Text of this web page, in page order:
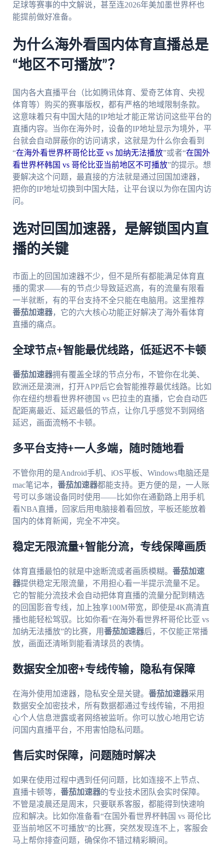
足球等赛事的中文解说，甚至连2026年美加墨世界杯也
能提前做好准备。
为什么海外看国内体育直播总是
“地区不可播放”？
国内各大直播平台（比如腾讯体育、爱奇艺体育、央视
体育等）购买的赛事版权，都有严格的地域限制条款。
这意味着只有中国大陆的IP地址才能正常访问这些平台的
直播内容。当你在海外时，设备的IP地址显示为境外，平
台就会自动屏蔽你的访问请求，这就是为什么你会看到
“在海外看世界杯哥伦比亚 vs 加纳无法播放”或者“在国外
看世界杯韩国 vs 哥伦比亚当前地区不可播放”的提示。想
要解决这个问题，最直接的方法就是通过回国加速器，
把你的IP地址切换到中国大陆，让平台误以为你在国内访
问。
选对回国加速器，是解锁国内直
播的关键
市面上的回国加速器不少，但不是所有都能满足体育直
播的需求——有的节点少导致延迟高，有的流量有限看
一半就断，有的平台支持不全只能在电脑用。这里推荐
番茄加速器，它的六大核心功能正好解决了海外看体育
直播的痛点。
全球节点+智能最优线路，低延迟不卡顿
番茄加速器拥有覆盖全球的节点分布，不管你在北美、
欧洲还是澳洲，打开APP后它会智能推荐最优线路。比如
你在纽约想看世界杯德国 vs 巴拉圭的直播，它会自动匹
配距离最近、延迟最低的节点，让你几乎感觉不到网络
延迟，画面流畅不卡顿。
多平台支持+一人多端，随时随地看
不管你用的是Android手机、iOS平板、Windows电脑还是
mac笔记本， 番茄加速器都能支持。更方便的是，一人账
号可以多端设备同时使用——比如你在通勤路上用手机
看NBA直播，回家后用电脑接着看回放，平板还能放着
国内的体育新闻，完全不冲突。
稳定无限流量+智能分流，专线保障画质
体育直播最怕的就是中途断流或者画质模糊。 番茄加速
器提供稳定无限流量，不用担心看一半提示流量不足。
它的智能分流技术会自动把体育直播的流量分配到精选
的回国影音专线，加上独享100M带宽，即使是4K高清直
播也能轻松驾驭。比如你看“在海外看世界杯哥伦比亚 vs
加纳无法播放”的比赛，用番茄加速器后，不仅能正常播
放，画面还清晰到能看清球员的表情。
数据安全加密+专线传输，隐私有保障
在海外使用加速器，隐私安全是关键。 番茄加速器采用
数据安全加密技术，所有数据都通过专线传输，不用担
心个人信息泄露或者网络被监听。你可以放心地用它访
问国内直播平台，不用害怕隐私问题。
售后实时保障，问题随时解决
如果在使用过程中遇到任何问题，比如连接不上节点、
直播卡顿等， 番茄加速器的专业技术团队会实时保障。
不管是凌晨还是周末，只要联系客服，都能得到快速响
应和解决。比如你准备看“在国外看世界杯韩国 vs 哥伦比
亚当前地区不可播放”的比赛，突然发现连不上，客服会
马上帮你排查问题，确保你不错过精彩瞬间。